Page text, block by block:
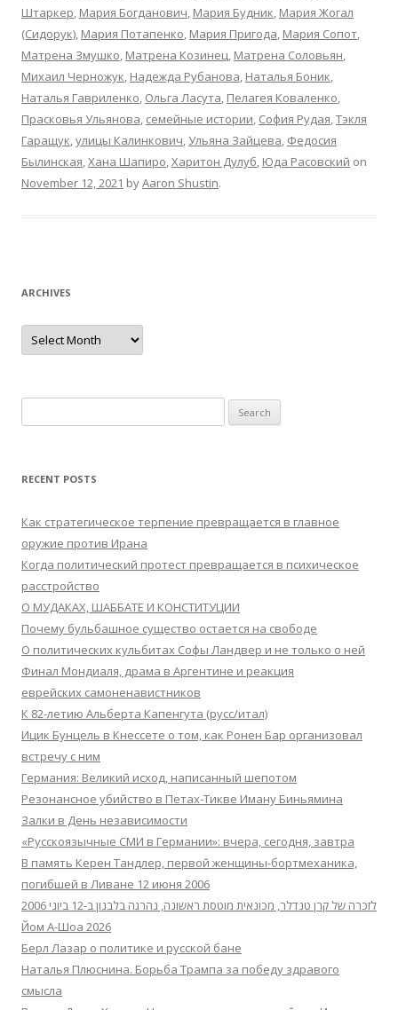
Штаркер, Мария Богданович, Мария Будник, Мария Жогал
(Сидорук), Мария Потапенко, Мария Пригода, Мария Сопот,
Матрена Змушко, Матрена Козинец, Матрена Соловьян,
Михаил Черножук, Надежда Рубанова, Наталья Боник,
Наталья Гавриленко, Ольга Ласута, Пелагея Коваленко,
Прасковья Ульянова, семейные истории, София Рудая,Тэкля
Гаращук,улицы Калинкович,Ульяна Зайцева, Федосия
Былинская,Хана Шапиро,Харитон Дулуб, Юда Расовский on
November 12, 2021 byAaron Shustin.
ARCHIVES
Archives
for:
RECENT POSTS
Как стратегическое терпение превращается в главное
оружие против Ирана
Когда политический протест превращается в психическое
расстройство
О МУДАКАХ, ШАББАТЕ И КОНСТИТУЦИИ
Почему бульбашное существо остается на свободе
О политических кульбитах Софы Ландвер и не только о ней
Финал Мондиаля, драма в Аргентине и реакция
еврейских самоненавистников
К 82-летию Альберта Капенгута (русс/итал)
Ицик Бунцель в Кнессете о том, как Ронен Бар организовал
встречу с ним
Германия: Великий исход, написанный шепотом
Резонансное убийство в Петах-Тикве Иману Биньямина
Залки в День независимости
«Русскоязычные СМИ в Германии»: вчера, сегодня, завтра
В память Керен Тандлер, первой женщины-бортмеханика,
погибшей в Ливане 12 июня 2006
לזכרה של קרן טנדלר, מכונאית מוטסת ראשונה, נהרגה בלבנון ב-12 ביוני 2006
Йом А-Шоа 2026
Берл Лазар о политике и русской бане
Наталья Плюснина. Борьба Трампа за победу здравого
смысла